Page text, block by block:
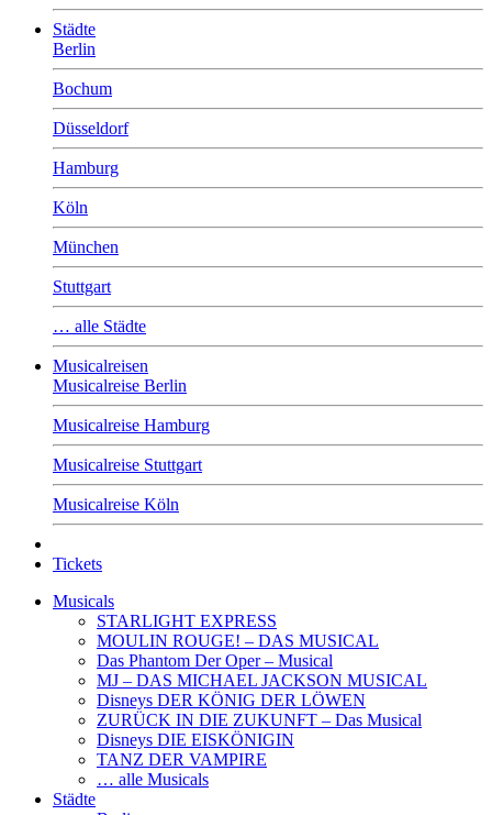
Städte
Berlin
Bochum
Düsseldorf
Hamburg
Köln
München
Stuttgart
… alle Städte
Musicalreisen
Musicalreise Berlin
Musicalreise Hamburg
Musicalreise Stuttgart
Musicalreise Köln
Tickets
Musicals
STARLIGHT EXPRESS
MOULIN ROUGE! – DAS MUSICAL
Das Phantom Der Oper – Musical
MJ – DAS MICHAEL JACKSON MUSICAL
Disneys DER KÖNIG DER LÖWEN
ZURÜCK IN DIE ZUKUNFT – Das Musical
Disneys DIE EISKÖNIGIN
TANZ DER VAMPIRE
… alle Musicals
Städte